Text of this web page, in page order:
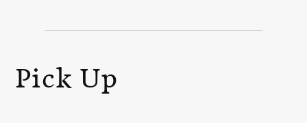
Pick Up